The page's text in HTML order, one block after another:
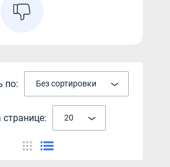
по: Без сортировки
20